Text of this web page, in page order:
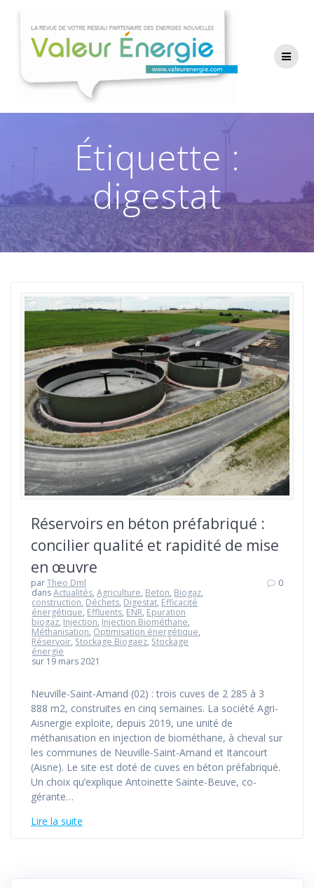
contenu
Étiquette :
digestat
Réservoirs en béton préfabriqué :
concilier qualité et rapidité de mise
en œuvre
parTheo Dml
dansActualités,Agriculture, Beton, Biogaz,
construction, Déchets, Digestat, Efficacité
énergétique, Effluents, ENR, Epuration
biogaz, Injection, Injection Biométhane,
Méthanisation, Optimisation énergétique,
Réservoir, Stockage Biogaez, Stockage
énergie
sur 19 mars 2021
0
Neuville-Saint-Amand (02) : trois cuves de 2 285 à 3
888 m2, construites en cinq semaines. La société Agri-
Aisnergie exploite, depuis 2019, une unité de
méthanisation en injection de biométhane, à cheval sur
les communes de Neuville-Saint-Amand et Itancourt
(Aisne). Le site est doté de cuves en béton préfabriqué.
Un choix qu’explique Antoinette Sainte-Beuve, co-
gérante…
Lire la suite